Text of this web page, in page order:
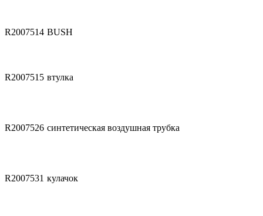
R2007514 BUSH
R2007515 втулка
R2007526 синтетическая воздушная трубка
R2007531 кулачок